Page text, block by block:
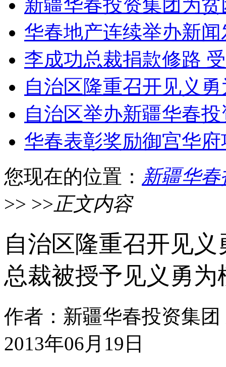
新疆华春投资集团为
华春地产连续举办新
李成功总裁捐款修路
自治区隆重召开见义
自治区举办新疆华春
华春表彰奖励御宫华
您现在的位置： 新疆华
>> >>正文内容
自治区隆重召开见
总裁被授予见义勇
作者：新疆华春投资集
2013年06月19日